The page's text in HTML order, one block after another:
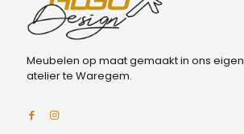
Meubelen op maat gemaakt in ons eigen
atelier te Waregem.